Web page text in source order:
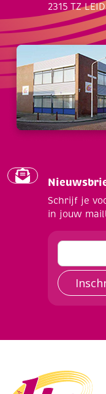
2315 TZ
Schrijf je
in jouw